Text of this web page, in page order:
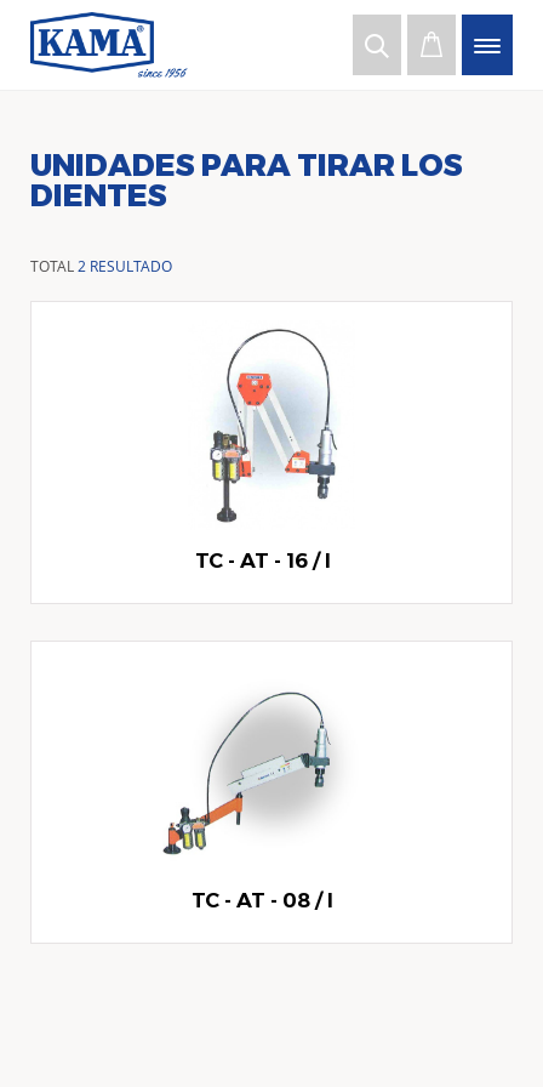
UNIDADES PARA TIRAR LOS
DIENTES
TOTAL2 RESULTADO
TC - AT - 16 / I
TC - AT - 08 / I